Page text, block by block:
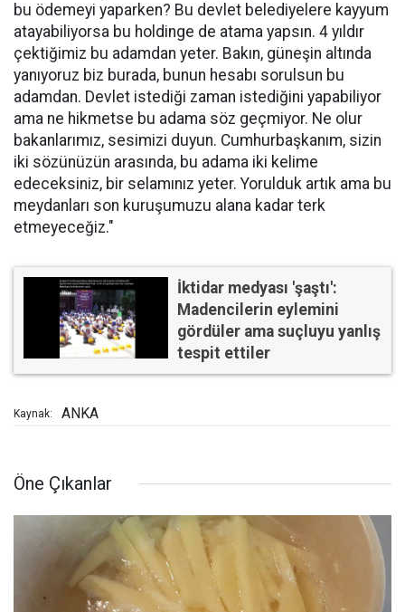
bu ödemeyi yaparken? Bu devlet belediyelere kayyum
atayabiliyorsa bu holdinge de atama yapsın. 4 yıldır
çektiğimiz bu adamdan yeter. Bakın, güneşin altında
yanıyoruz biz burada, bunun hesabı sorulsun bu
adamdan. Devlet istediği zaman istediğini yapabiliyor
ama ne hikmetse bu adama söz geçmiyor. Ne olur
bakanlarımız, sesimizi duyun. Cumhurbaşkanım, sizin
iki sözünüzün arasında, bu adama iki kelime
edeceksiniz, bir selamınız yeter. Yorulduk artık ama bu
meydanları son kuruşumuzu alana kadar terk
etmeyeceğiz."
İktidar medyası 'şaştı':
Madencilerin eylemini
gördüler ama suçluyu yanlış
tespit ettiler
Kaynak: ANKA
Öne Çıkanlar